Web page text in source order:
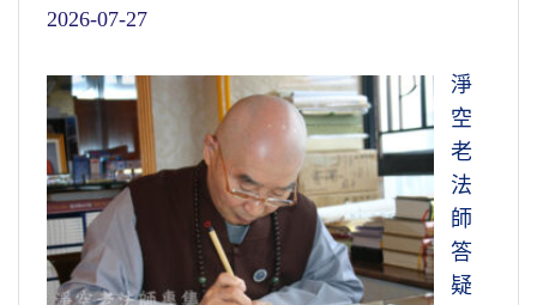
2026-07-27
淨
空
老
法
師
答
疑